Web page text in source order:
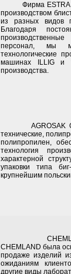
Фирма ESTRA
производством
из разных видов
Благодаря
персонал, мы
технологические
машинах ILLIG и
производства.
AGROSAK
технические,
полипропилен,
технология
характерной
упаковки типа
крупнейшим
CHEMLAND
CHEMLAND была
продаже изделий
ожиданиям
другие виды